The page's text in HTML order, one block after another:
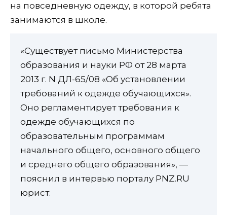
на повседневную одежду, в которой ребята
занимаются в школе.
«Существует письмо Министерства
образования и науки РФ от 28 марта
2013 г. N ДЛ-65/08 «Об установлении
требований к одежде обучающихся».
Оно регламентирует требования к
одежде обучающихся по
образовательным программам
начального общего, основного общего
и среднего общего образования», —
пояснил в интервью порталу PNZ.RU
юрист.